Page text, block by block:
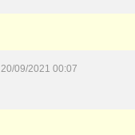
20/09/2021 00:07